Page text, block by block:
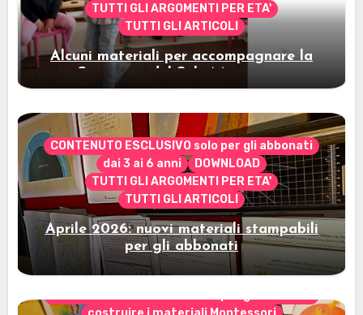
TUTTI GLI ARGOMENTI PER ETA'
TUTTI GLI ARTICOLI
Alcuni materiali per accompagnare la
Cerimonia del Sole Montessori
CONTENUTO ESCLUSIVO solo per gli abbonati
dai 3 ai 6 anni
DOWNLOAD
TUTTI GLI ARGOMENTI PER ETA'
TUTTI GLI ARTICOLI
Aprile 2026: nuovi materiali stampabili
per gli abbonati